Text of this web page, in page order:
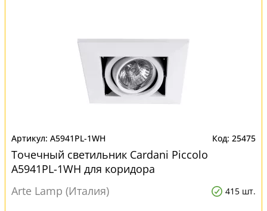
A5941PL-1WH 25475
Точечный светильник Cardani Piccolo
A5941PL-1WH для коридора
Arte Lamp (Италия)
415 шт.